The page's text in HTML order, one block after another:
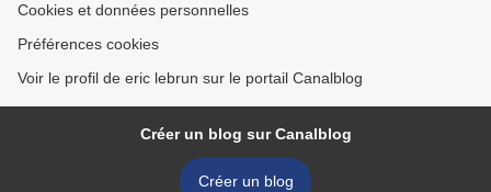
Cookies et données personnelles
Préférences cookies
Voir le profil de eric lebrun sur le portail Canalblog
Créer un blog sur Canalblog
Créer un blog